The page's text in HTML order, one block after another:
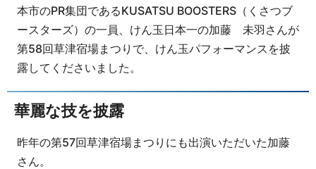
本市のPR集団であるKUSATSU BOOSTERS（くさつブ
ースターズ）の一員、けん玉日本一の加藤 未羽さんが
第58回草津宿場まつりで、けん玉パフォーマンスを披
露してくださいました。
華麗な技を披露
昨年の第57回草津宿場まつりにも出演いただいた加藤
さん。